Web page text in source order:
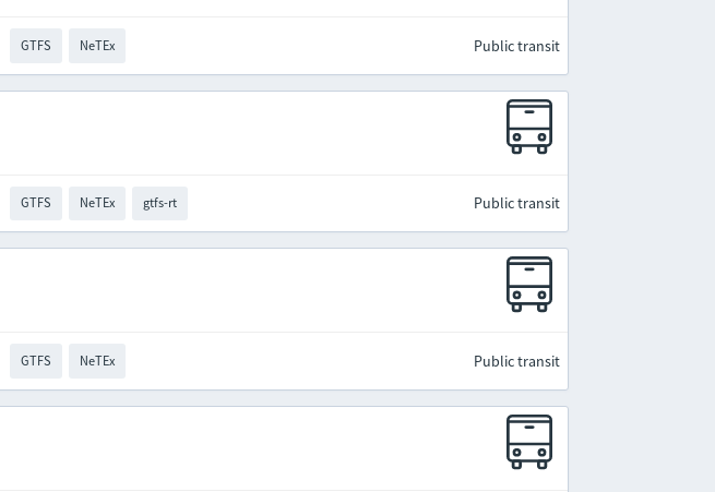
GTFS NeTEx Public transit
GTFS NeTEx gtfs-rt Public transit
GTFS NeTEx Public transit